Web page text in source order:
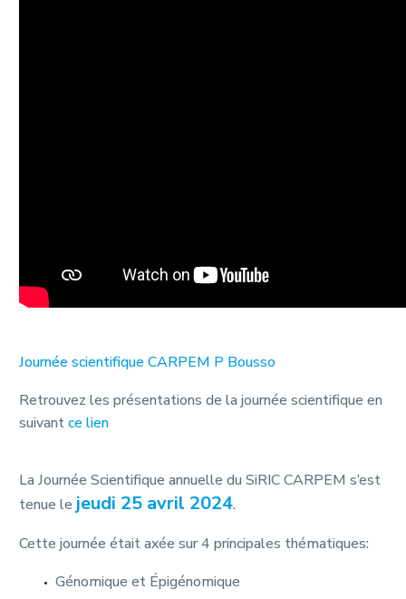
Journée scientifique CARPEM P Bousso
Retrouvez les présentations de la journée scientifique en
suivantce lien
La Journée Scientifique annuelle du SiRIC CARPEM s’est
tenue le jeudi 25 avril 2024.
Cette journée était axée sur 4 principales thématiques:
Génomique et Épigénomique